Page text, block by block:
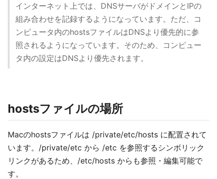
インターネット上では、DNSサーバがドメインとIPの
組み合わせを記録するようになっています。ただ、コ
ンピュータ内のhostsファイルはDNSより優先的に参
照されるようになっています。そのため、コンピュー
タ内の設定はDNSより優先されます。
hostsファイルの場所
Macのhostsファイルは /private/etc/hosts に配置されて
います。/private/etc から /etc を参照するシンボリック
リンクがあるため、/etc/hosts からも参照・編集可能で
す。